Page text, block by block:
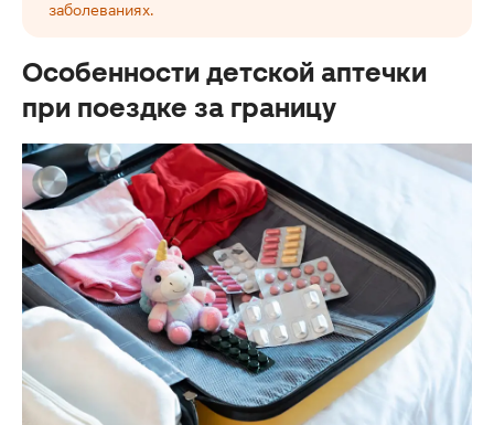
заболеваниях.
Особенности детской аптечки
при поездке за границу